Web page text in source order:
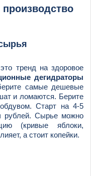
тренд на здоровое
дегидраторы
самые дешевые
и ломаются. Берите
Старт на 4-5
рублей. Сырье можно
(кривые яблоки,
а стоит копейки.